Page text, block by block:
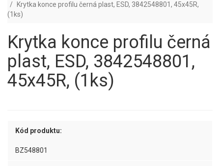
Krytka konce profilu černá plast, ESD, 3842548801, 45x45R,
(1ks)
Krytka konce profilu černá
plast, ESD, 3842548801,
45x45R, (1ks)
Kód produktu:
BZ548801